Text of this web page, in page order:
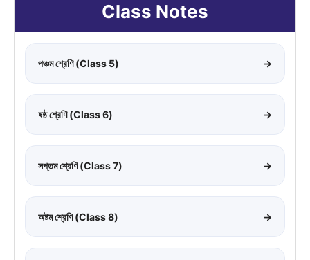
Class Notes
পঞ্চম শ্রেণি (Class 5) →
ষষ্ঠ শ্রেণি (Class 6) →
সপ্তম শ্রেণি (Class 7) →
অষ্টম শ্রেণি (Class 8) →